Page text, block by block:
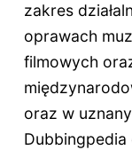
zakres
oprawach
filmowych
oraz w